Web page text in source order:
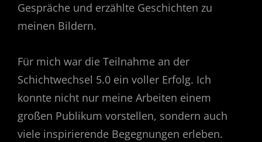
Gespräche und erzählte Geschichten zu
meinen Bildern.
Für mich war die Teilnahme an der
Schichtwechsel 5.0 ein voller Erfolg. Ich
konnte nicht nur meine Arbeiten einem
großen Publikum vorstellen, sondern auch
viele inspirierende Begegnungen erleben.